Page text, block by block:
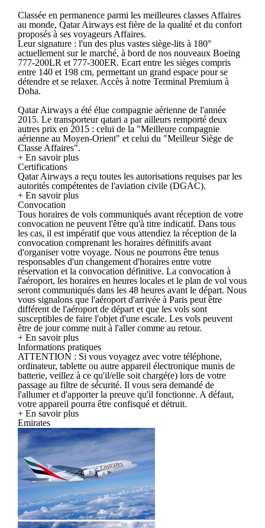
Classée en permanence parmi les meilleures classes Affaires
au monde, Qatar Airways est fière de la qualité et du confort
proposés à ses voyageurs Affaires.
Leur signature : l'un des plus vastes siège-lits à 180°
actuellement sur le marché, à bord de nos nouveaux Boeing
777-200LR et 777-300ER. Ecart entre les sièges compris
entre 140 et 198 cm, permettant un grand espace pour se
détendre et se relaxer. Accès à notre Terminal Premium à
Doha.
Qatar Airways a été élue compagnie aérienne de l'année
2015. Le transporteur qatari a par ailleurs remporté deux
autres prix en 2015 : celui de la "Meilleure compagnie
aérienne au Moyen-Orient" et celui du "Meilleur Siège de
Classe Affaires".
+ En savoir plus
Certifications
Qatar Airways a reçu toutes les autorisations requises par les
autorités compétentes de l'aviation civile (DGAC).
+ En savoir plus
Convocation
Tous horaires de vols communiqués avant réception de votre
convocation ne peuvent l'être qu'à titre indicatif. Dans tous
les cas, il est impératif que vous attendiez la réception de la
convocation comprenant les horaires définitifs avant
d'organiser votre voyage. Nous ne pourrons être tenus
responsables d'un changement d'horaires entre votre
réservation et la convocation définitive. La convocation à
l'aéroport, les horaires en heures locales et le plan de vol vous
seront communiqués dans les 48 heures avant le départ. Nous
vous signalons que l'aéroport d'arrivée à Paris peut être
différent de l'aéroport de départ et que les vols sont
susceptibles de faire l'objet d'une escale. Les vols peuvent
être de jour comme nuit à l'aller comme au retour.
+ En savoir plus
Informations pratiques
ATTENTION : Si vous voyagez avec votre téléphone,
ordinateur, tablette ou autre appareil électronique munis de
batterie, veillez à ce qu'il/elle soit chargé(e) lors de votre
passage au filtre de sécurité. Il vous sera demandé de
l'allumer et d'apporter la preuve qu'il fonctionne. A défaut,
votre appareil pourra être confisqué et détruit.
+ En savoir plus
Emirates